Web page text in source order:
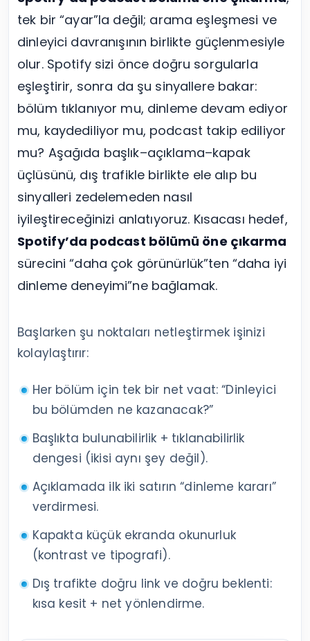
tek bir “ayar”la değil; arama eşleşmesi ve
dinleyici davranışının birlikte güçlenmesiyle
olur. Spotify sizi önce doğru sorgularla
eşleştirir, sonra da şu sinyallere bakar:
bölüm tıklanıyor mu, dinleme devam ediyor
mu, kaydediliyor mu, podcast takip ediliyor
mu? Aşağıda başlık–açıklama–kapak
üçlüsünü, dış trafikle birlikte ele alıp bu
sinyalleri zedelemeden nasıl
iyileştireceğinizi anlatıyoruz. Kısacası hedef,
Spotify’da podcast bölümü öne çıkarma
sürecini “daha çok görünürlük”ten “daha iyi
dinleme deneyimi”ne bağlamak.
Başlarken şu noktaları netleştirmek işinizi
kolaylaştırır:
Her bölüm için tek bir net vaat: “Dinleyici
bu bölümden ne kazanacak?”
Başlıkta bulunabilirlik + tıklanabilirlik
dengesi (ikisi aynı şey değil).
Açıklamada ilk iki satırın “dinleme kararı”
verdirmesi.
Kapakta küçük ekranda okunurluk
(kontrast ve tipografi).
Dış trafikte doğru link ve doğru beklenti:
kısa kesit + net yönlendirme.